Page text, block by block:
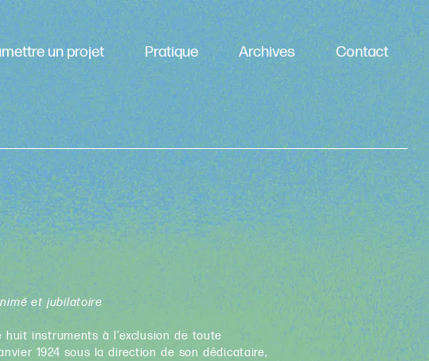
un projet Pratique Archives Contact
et jubilatoire
huit instruments à l'exclusion de toute
1924 sous la direction de son dédicataire,